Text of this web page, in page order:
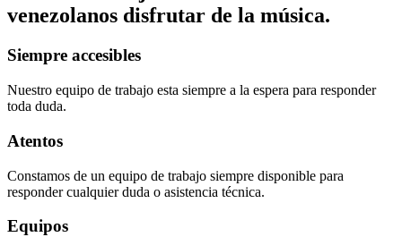
venezolanos disfrutar de la música.
Siempre accesibles
Nuestro equipo de trabajo esta siempre a la espera para responder
toda duda.
Atentos
Constamos de un equipo de trabajo siempre disponible para
responder cualquier duda o asistencia técnica.
Equipos